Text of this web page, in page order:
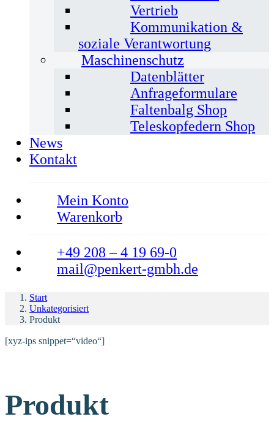
Vertrieb
Kommunikation &
soziale Verantwortung
Maschinenschutz
Datenblätter
Anfrageformulare
Faltenbalg Shop
Teleskopfedern Shop
News
Kontakt
Mein Konto
Warenkorb
+49 208 – 4 19 69-0
mail@penkert-gmbh.de
Start
Unkategorisiert
Produkt
[xyz-ips snippet=“video“]
Produkt